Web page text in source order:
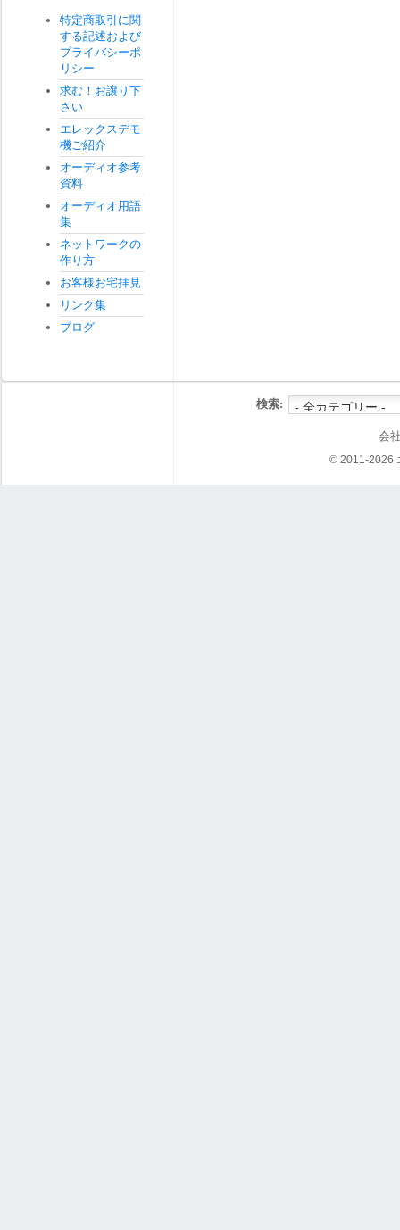
特定商取引に関
する記述および
プライバシーポ
リシー
求む！お譲り下
さい
エレックスデモ
機ご紹介
オーディオ参考
資料
オーディオ用語
集
ネットワークの
作り方
お客様お宅拝見
リンク集
ブログ
検索:
会
© 2011-2026